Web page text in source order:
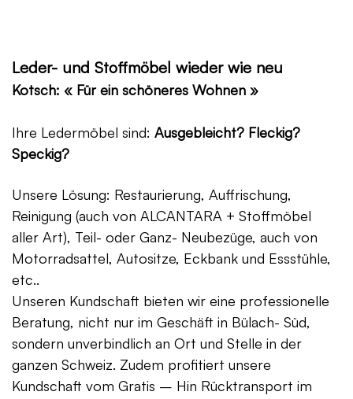
Leder- und Stoffmöbel wieder wie neu
Kotsch: « Für ein schöneres Wohnen »
Ihre Ledermöbel sind: Ausgebleicht? Fleckig?
Speckig?
Unsere Lösung: Restaurierung, Auffrischung,
Reinigung (auch von ALCANTARA + Stoffmöbel
aller Art), Teil- oder Ganz- Neubezüge, auch von
Motorradsattel, Autositze, Eckbank und Essstühle,
etc..
Unseren Kundschaft bieten wir eine professionelle
Beratung, nicht nur im Geschäft in Bülach- Süd,
sondern unverbindlich an Ort und Stelle in der
ganzen Schweiz. Zudem profitiert unsere
Kundschaft vom Gratis – Hin Rücktransport im